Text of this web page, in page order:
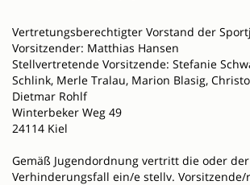
Vertretungsberechtigter Vorstand der
Vorsitzender: Matthias Hansen
Stellvertretende Vorsitzende: Stefanie
Schlink, Merle Tralau, Marion Blasig,
Dietmar Rohlf
Winterbeker Weg 49
24114 Kiel
Gemäß Jugendordnung vertritt die oder
Verhinderungsfall ein/e stellv. Vorsitzende/